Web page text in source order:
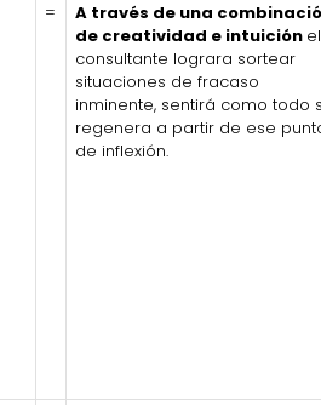
=
A través de una
de creatividad e intuición el
consultante lograra sortear
situaciones de fracaso
inminente, sentirá como todo
regenera a partir de ese
de inflexión.